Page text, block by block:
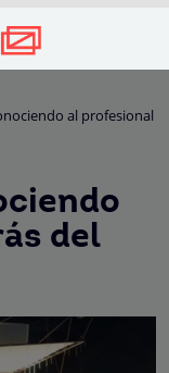
al profesional
del